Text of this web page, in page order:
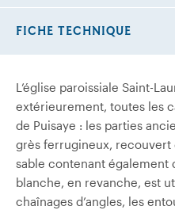
L’église paroissiale Saint-
extérieurement, toutes les
de Puisaye : les parties
grès ferrugineux, recouvert
sable contenant également
blanche, en revanche, est
chaînages d’angles, les
FICHE TECHNIQUE